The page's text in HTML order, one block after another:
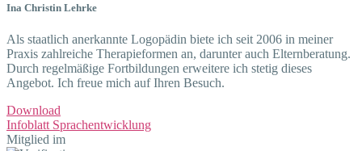
Ina Christin Lehrke
Als staatlich anerkannte Logopädin biete ich seit 2006 in meiner
Praxis zahlreiche Therapieformen an, darunter auch Elternberatung.
Durch regelmäßige Fortbildungen erweitere ich stetig dieses
Angebot. Ich freue mich auf Ihren Besuch.
Download
Infoblatt Sprachentwicklung
Mitglied im